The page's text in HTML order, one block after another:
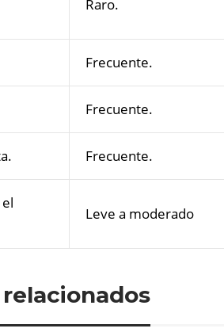
Raro.
Frecuente.
Frecuente.
Frecuente.
Leve a moderado